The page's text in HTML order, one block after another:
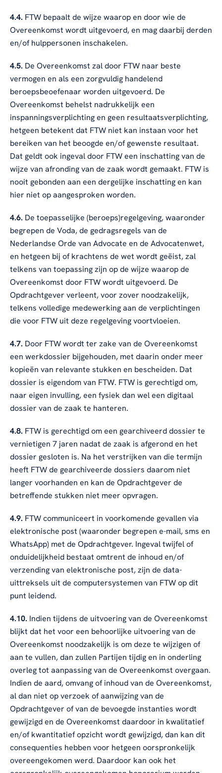
4.4. FTW bepaalt de wijze waarop en door wie de
Overeenkomst wordt uitgevoerd, en mag daarbij derden
en/of hulppersonen inschakelen.
4.5. De Overeenkomst zal door FTW naar beste
vermogen en als een zorgvuldig handelend
beroepsbeoefenaar worden uitgevoerd. De
Overeenkomst behelst nadrukkelijk een
inspanningsverplichting en geen resultaatsverplichting,
hetgeen betekent dat FTW niet kan instaan voor het
bereiken van het beoogde en/of gewenste resultaat.
Dat geldt ook ingeval door FTW een inschatting van de
wijze van afronding van de zaak wordt gemaakt. FTW is
nooit gebonden aan een dergelijke inschatting en kan
hier niet op aangesproken worden.
4.6. De toepasselijke (beroeps)regelgeving, waaronder
begrepen de Voda, de gedragsregels van de
Nederlandse Orde van Advocate en de Advocatenwet,
en hetgeen bij of krachtens de wet wordt geëist, zal
telkens van toepassing zijn op de wijze waarop de
Overeenkomst door FTW wordt uitgevoerd. De
Opdrachtgever verleent, voor zover noodzakelijk,
telkens volledige medewerking aan de verplichtingen
die voor FTW uit deze regelgeving voortvloeien.
4.7. Door FTW wordt ter zake van de Overeenkomst
een werkdossier bijgehouden, met daarin onder meer
kopieën van relevante stukken en bescheiden. Dat
dossier is eigendom van FTW. FTW is gerechtigd om,
naar eigen invulling, een fysiek dan wel een digitaal
dossier van de zaak te hanteren.
4.8. FTW is gerechtigd om een gearchiveerd dossier te
vernietigen 7 jaren nadat de zaak is afgerond en het
dossier gesloten is. Na het verstrijken van die termijn
heeft FTW de gearchiveerde dossiers daarom niet
langer voorhanden en kan de Opdrachtgever de
betreffende stukken niet meer opvragen.
4.9. FTW communiceert in voorkomende gevallen via
elektronische post (waaronder begrepen e-mail, sms en
WhatsApp) met de Opdrachtgever. Ingeval twijfel of
onduidelijkheid bestaat omtrent de inhoud en/of
verzending van elektronische post, zijn de data-
uittreksels uit de computersystemen van FTW op dit
punt leidend.
4.10. Indien tijdens de uitvoering van de Overeenkomst
blijkt dat het voor een behoorlijke uitvoering van de
Overeenkomst noodzakelijk is om deze te wijzigen of
aan te vullen, dan zullen Partijen tijdig en in onderling
overleg tot aanpassing van de Overeenkomst overgaan.
Indien de aard, omvang of inhoud van de Overeenkomst,
al dan niet op verzoek of aanwijzing van de
Opdrachtgever of van de bevoegde instanties wordt
gewijzigd en de Overeenkomst daardoor in kwalitatief
en/of kwantitatief opzicht wordt gewijzigd, dan kan dit
consequenties hebben voor hetgeen oorspronkelijk
overeengekomen werd. Daardoor kan ook het